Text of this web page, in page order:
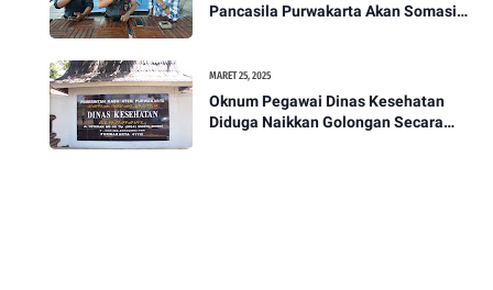
Pancasila Purwakarta Akan Somasi
MARET 25, 2025
Oknum Pegawai Dinas Kesehatan
Diduga Naikkan Golongan Secara